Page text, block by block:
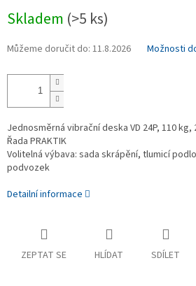
cena:
Skladem (>5 ks)
Můžeme doručit do: 11.8.2026 Možnosti
Jednosměrná vibrační deska VD 24P, 110 kg,
Řada PRAKTIK
Volitelná výbava: sada skrápění, tlumicí
podvozek
Detailní informace
ZEPTAT SE HLÍDAT SDÍLET